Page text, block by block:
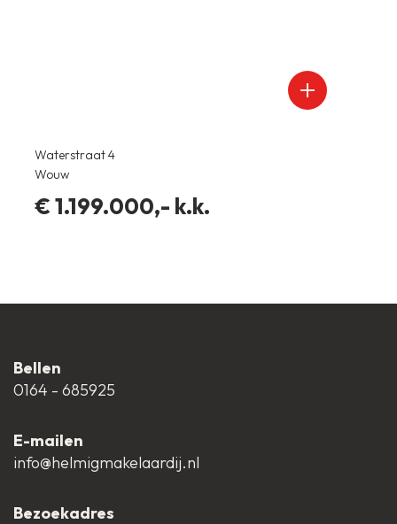
Woonopp.
Waterstraat 4
Wouw
€ 1.199.000,- k.k.
Bellen
0164 - 685925
E-mailen
info@helmigmakelaardij.nl
Bezoekadres